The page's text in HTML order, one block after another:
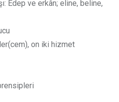
Edep ve erkân; eline, beline,
on iki hizmet